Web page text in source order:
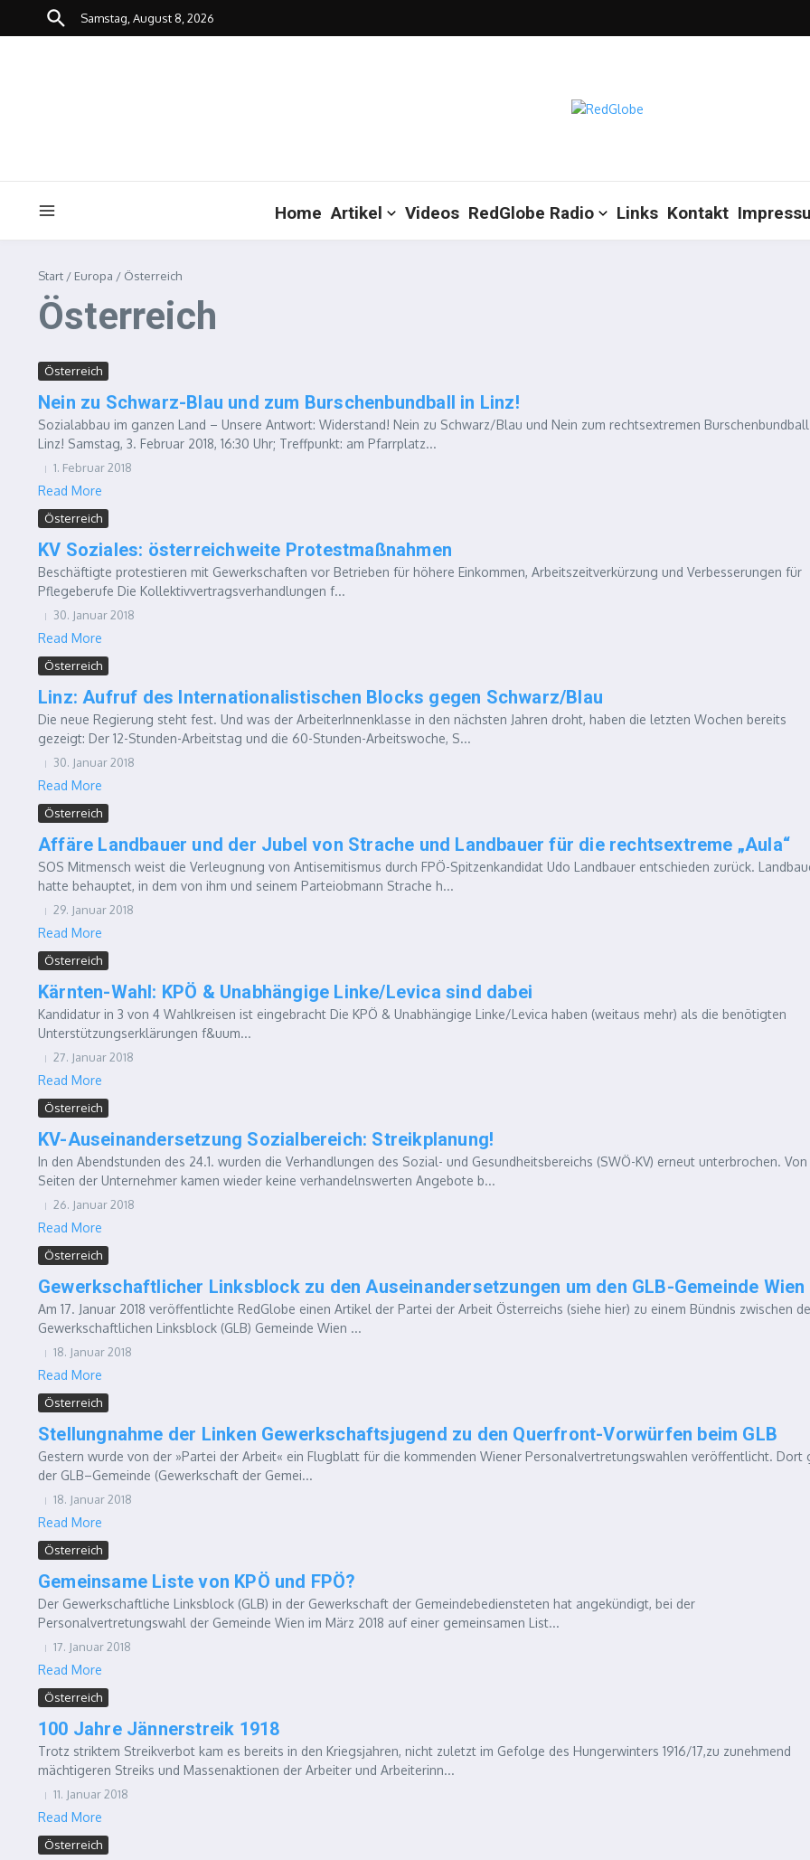
Zum Inhalt springen
Samstag, August 8, 2026
Home Artikel Videos RedGlobe Radio Links Kontakt
Start / Europa / Österreich
Österreich
Österreich
Nein zu Schwarz-Blau und zum Burschenbundball in Linz!
Sozialabbau im ganzen Land – Unsere Antwort: Widerstand! Nein zu Schwarz/Blau und Nein zum rechtsextremen
Linz! Samstag, 3. Februar 2018, 16:30 Uhr; Treffpunkt: am Pfarrplatz...
1. Februar 2018
Read More
Österreich
KV Soziales: österreichweite Protestmaßnahmen
Beschäftigte protestieren mit Gewerkschaften vor Betrieben für höhere Einkommen, Arbeitszeitverkürzung und Verbesserungen für
Pflegeberufe Die Kollektivvertragsverhandlungen f...
30. Januar 2018
Read More
Österreich
Linz: Aufruf des Internationalistischen Blocks gegen Schwarz/Blau
Die neue Regierung steht fest. Und was der ArbeiterInnenklasse in den nächsten Jahren droht, haben die letzten Wochen bereits
gezeigt: Der 12-Stunden-Arbeitstag und die 60-Stunden-Arbeitswoche, S...
30. Januar 2018
Read More
Österreich
Affäre Landbauer und der Jubel von Strache und Landbauer für die rechtsextreme „Aula“
SOS Mitmensch weist die Verleugnung von Antisemitismus durch FPÖ-Spitzenkandidat Udo Landbauer entschieden zurück.
hatte behauptet, in dem von ihm und seinem Parteiobmann Strache h...
29. Januar 2018
Read More
Österreich
Kärnten-Wahl: KPÖ & Unabhängige Linke/Levica sind dabei
Kandidatur in 3 von 4 Wahlkreisen ist eingebracht Die KPÖ & Unabhängige Linke/Levica haben (weitaus mehr) als die benötigten
Unterstützungser­klärungen f&uum...
27. Januar 2018
Read More
Österreich
KV-Auseinandersetzung Sozialbereich: Streikplanung!
In den Abendstunden des 24.1. wurden die Verhandlungen des Sozial- und Gesundheitsbereichs (SWÖ-KV) erneut unterbrochen. Von
Seiten der Unternehmer kamen wieder keine verhandelnswerten Angebote b...
26. Januar 2018
Read More
Österreich
Gewerkschaftlicher Linksblock zu den Auseinandersetzungen um den GLB-Gemeinde Wien
Am 17. Januar 2018 veröffentlichte RedGlobe einen Artikel der Partei der Arbeit Österreichs (siehe hier) zu einem Bündnis zwischen
Gewerkschaftlichen Linksblock (GLB) Gemeinde Wien ...
18. Januar 2018
Read More
Österreich
Stellungnahme der Linken Gewerkschaftsjugend zu den Querfront-Vorwürfen beim GLB
Gestern wurde von der »Partei der Arbeit« ein Flugblatt für die kommenden Wiener Personalvertretungswahlen veröffentlicht. Dort
der GLB–Gemeinde (Gewerkschaft der Gemei...
18. Januar 2018
Read More
Österreich
Gemeinsame Liste von KPÖ und FPÖ?
Der Gewerkschaftliche Linksblock (GLB) in der Gewerkschaft der Gemeindebediensteten hat angekündigt, bei der
Personalvertretungswahl der Gemeinde Wien im März 2018 auf einer gemeinsamen List...
17. Januar 2018
Read More
Österreich
100 Jahre Jännerstreik 1918
Trotz striktem Streikverbot kam es bereits in den Kriegsjahren, nicht zuletzt im Gefolge des Hungerwinters 1916/17,zu zunehmend
mächtigeren Streiks und Massenaktionen der Arbeiter und Arbeiterinn...
11. Januar 2018
Read More
Österreich